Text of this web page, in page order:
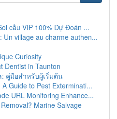
cầu VIP 100% Dự Đoán ...
Un village au charme authen...
Curiosity
Dentist in Taunton
คู่มือสำหรับผู้เริ่มต้น
Guide to Pest Exterminati...
URL Monitoring Enhance...
Marine Salvage